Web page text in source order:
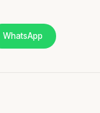
WhatsApp